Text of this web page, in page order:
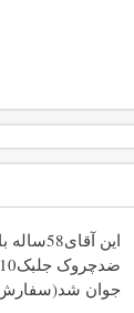
این
جوان شد(سفارش